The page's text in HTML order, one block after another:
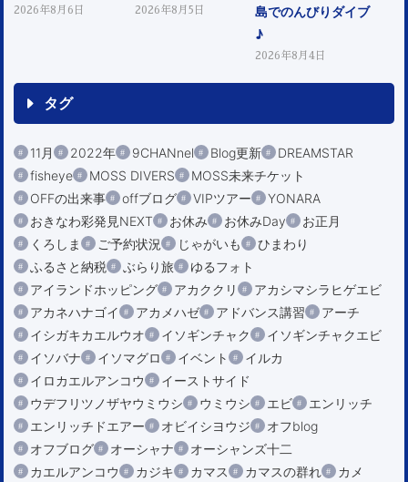
2026年8月6日 2026年8月5日
島でのんびりダイブ
♪
2026年8月4日
タグ
11月 2022年 9CHANnel Blog更新
DREAMSTAR
fisheye
MOSS DIVERS
MOSS未来チケット
OFFの出来事
offブログ VIPツアー
YONARA
おきなわ彩発見NEXT
お休み お休みDay
お正月
くろしま
ご予約状況 じゃがいも
ひまわり
ふるさと納税
ぶらり旅
ゆるフォト
アイランドホッピング
アカククリ
アカシマシラヒゲエビ
アカネハナゴイ
アカメハゼ アドバンス講習
アーチ
イシガキカエルウオ
イソギンチャク
イソギンチャクエビ
イソバナ
イソマグロ イベント
イルカ
イロカエルアンコウ
イーストサイド
ウデフリツノザヤウミウシ
ウミウシ エビ
エンリッチ
エンリッチドエアー
オビイシヨウジ
オフblog
オフブログ
オーシャナ
オーシャンズ十二
カエルアンコウ
カジキ カマス カマスの群れ
カメ